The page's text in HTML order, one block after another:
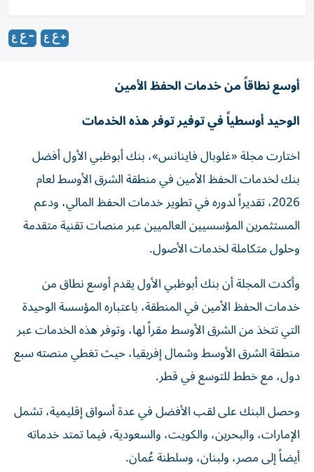
أوسع نطاقاً من خدمات الحفظ الأمين
الوحيد أوسطياً في توفير توفر هذه الخدمات
اختارت مجلة «غلوبال فاينانس»، بنك أبوظبي الأول أفضل
بنك لخدمات الحفظ الأمين في منطقة الشرق الأوسط لعام
2026، تقديراً لدوره في تطوير خدمات الحفظ المالي، ودعم
المستثمرين المؤسسيين العالميين عبر منصات تقنية متقدمة
وحلول متكاملة لخدمات الأصول.
وأكدت المجلة أن بنك أبوظبي الأول يقدم أوسع نطاق من
خدمات الحفظ الأمين في المنطقة، باعتباره المؤسسة الوحيدة
التي تتخذ من الشرق الأوسط مقراً لها، وتوفر هذه الخدمات عبر
منطقة الشرق الأوسط وشمال إفريقيا، حيث تغطي منصته سبع
دول، مع خطط للتوسع في قطر.
وحصل البنك على لقب الأفضل في عدة أسواق إقليمية، تشمل
الإمارات، والبحرين، والكويت، والسعودية، فيما تمتد خدماته
أيضاً إلى مصر، ولبنان، وسلطنة عُمان.